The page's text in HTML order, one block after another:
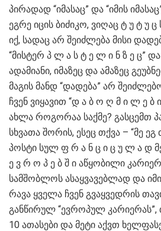
პირადად “იმასაც” და “იმის
ეგრე იცის ბიძიკო, ვიღაც ტ უ ტ უ
იქ, სადაც არ შეიძლება მისი
“მისტერ პ ლ ა ს ტ ე ლ ი ნ ზ ე ც”
ადამიანი, იმაზეც და ამაზეც
მაგის მანდ “დადება” არ
ჩვენ ვიყავით “დ ა ბ ო ღ მ ი ლ ე ბ
ახლა როგორაა საქმე? გასცემთ
სხვათა შორის, ესეც თქვა – “მე
პოსტი სულ ფ რ ა ნ ც ი ც უ ლ ა დ
ე ვ რ ო პ ე ბ შ ი აწყობილი
სამშობლოს ასაყვავებლად და
რავა ყველა ჩვენ გვაყვედრის
განწირულ “ევროპულ კარიერას”,
10 ათასები და მეტი აქვთ